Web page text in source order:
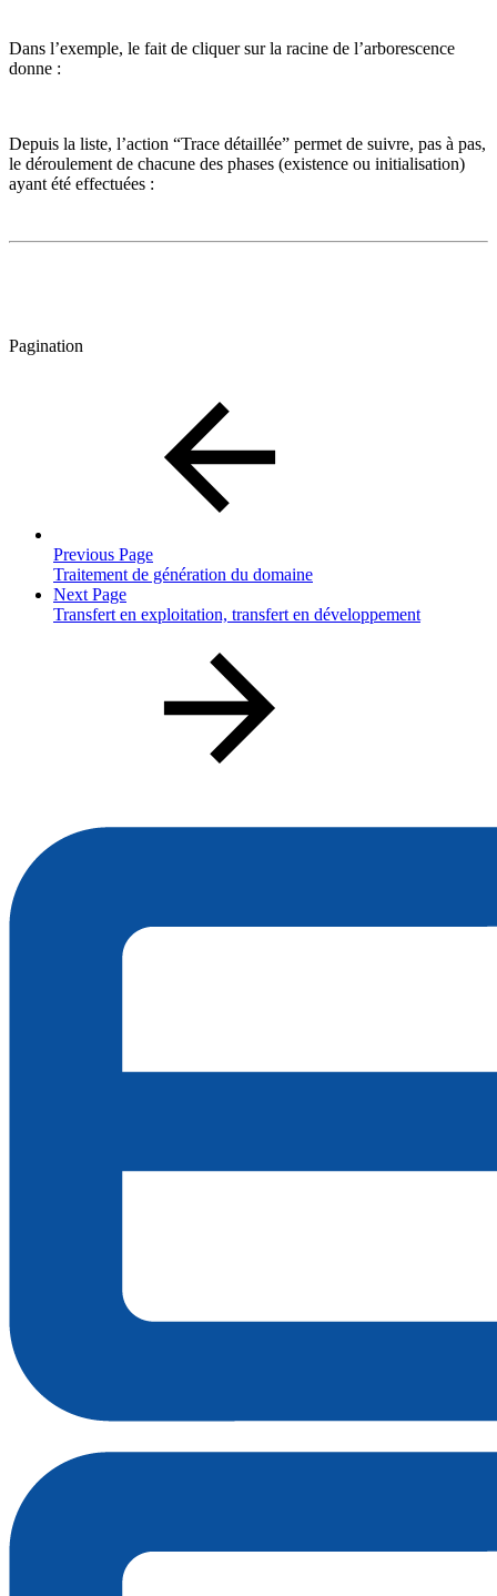
Dans l’exemple, le fait de cliquer sur la racine de l’arborescence
donne :
Depuis la liste, l’action “Trace détaillée” permet de suivre, pas à pas,
le déroulement de chacune des phases (existence ou initialisation)
ayant été effectuées :
Pagination
Previous Page
Traitement de génération du domaine
Next Page
Transfert en exploitation, transfert en développement